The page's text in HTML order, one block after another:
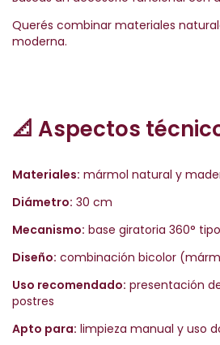
Querés combinar materiales
moderna.
📐 Aspectos
Materiales: mármol natural y
Diámetro: 30 cm
Mecanismo: base giratoria 360°
Diseño: combinación bicolor
Uso recomendado: presentación
postres
Apto para: limpieza manual y uso